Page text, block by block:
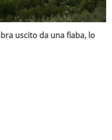
uscito da una fiaba, lo